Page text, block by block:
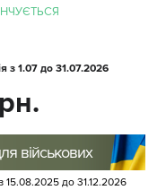
з 1.07 до 31.07.2026
військових
15.08.2025 до 31.12.2026